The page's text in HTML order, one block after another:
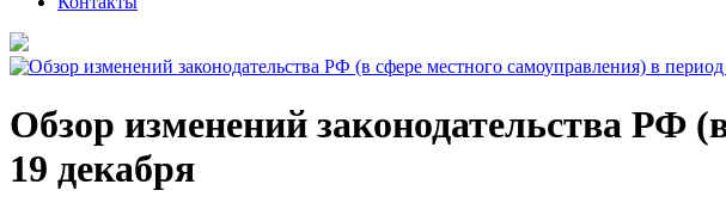
Обзор изменений законодательства РФ
19 декабря